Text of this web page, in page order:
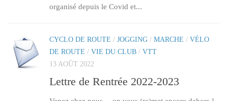
organisé depuis le Covid et...
CYCLO DE ROUTE / JOGGING / MARCHE / VÉLO
DE ROUTE / VIE DU CLUB / VTT
13 AOÛT 2022
Lettre de Rentrée 2022-2023